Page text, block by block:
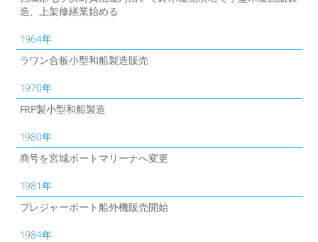
造、上架修繕業始める
1964年
ラワン合板小型和船製造販売
1970年
FRP製小型和船製造
1980年
商号を宮城ボートマリーナへ変更
1981年
プレジャーボート船外機販売開始
1984年